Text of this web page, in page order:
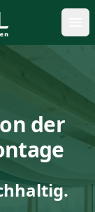
der